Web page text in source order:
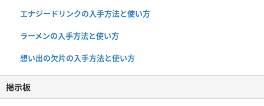
エナジードリンクの入手方法と使い方
ラーメンの入手方法と使い方
想い出の欠片の入手方法と使い方
掲示板